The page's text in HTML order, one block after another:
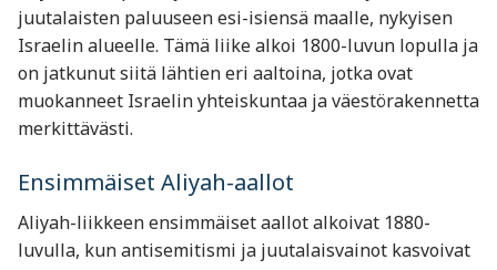
juutalaisten paluuseen esi-isiensä maalle, nykyisen
Israelin alueelle. Tämä liike alkoi 1800-luvun lopulla ja
on jatkunut siitä lähtien eri aaltoina, jotka ovat
muokanneet Israelin yhteiskuntaa ja väestörakennetta
merkittävästi.
Ensimmäiset Aliyah-aallot
Aliyah-liikkeen ensimmäiset aallot alkoivat 1880-
luvulla, kun antisemitismi ja juutalaisvainot kasvoivat